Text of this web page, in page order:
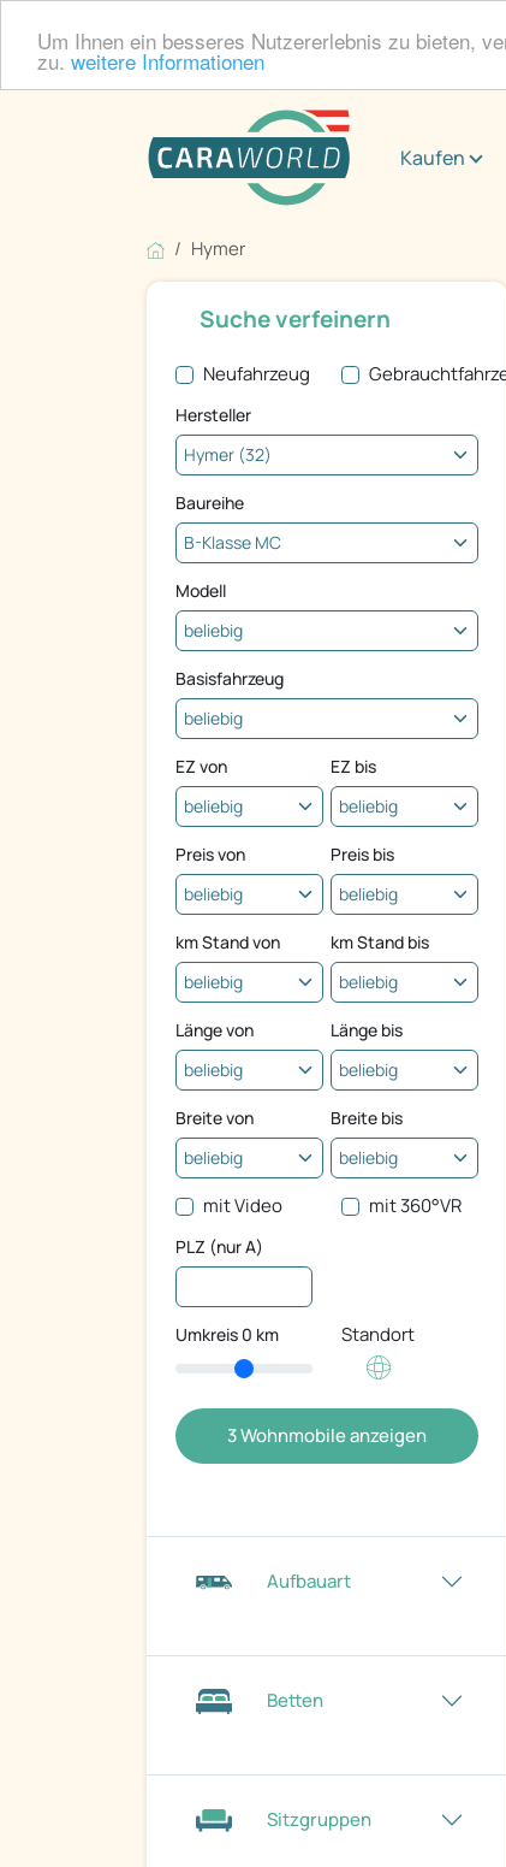
Um Ihnen ein besseres Nutzererlebnis zu bieten,
zu. weitere Informationen
Kaufen
Hymer
Suche verfeinern
Neufahrzeug
Hersteller
Baureihe
Modell
Basisfahrzeug
EZ von EZ bis
Preis von Preis bis
km Stand von km Stand bis
Länge von Länge bis
Breite von Breite bis
mit Video mit 360°VR
PLZ (nur A)
Umkreis 0 km Standort
3Wohnmobile anzeigen
Aufbauart
Betten
Sitzgruppen